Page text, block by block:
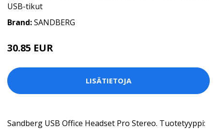
USB-tikut
Brand:SANDBERG
30.85 EUR
LISÄTIETOJA
Sandberg USB Office Headset Pro Stereo. Tuotetyyppi: